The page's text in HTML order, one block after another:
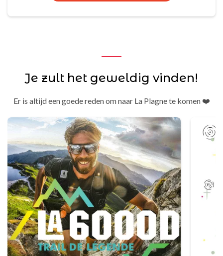
Je zult het geweldig vinden!
Er is altijd een goede reden om naar La Plagne te komen ❤️